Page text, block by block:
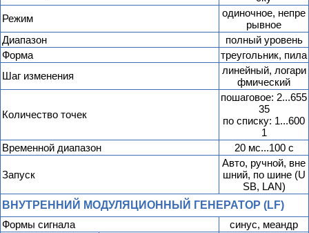
Режим
одиночное, непре
рывное
Диапазон
полный уровень
Форма
треугольник, пила
Шаг изменения
линейный, логари
фмический
Количество точек
пошаговое: 2...655
35
по списку: 1...600
1
Временной диапазон
20 мс...100 с
Запуск
Авто, ручной, вне
шний, по шине (U
SB, LAN)
ВНУТРЕННИЙ МОДУЛЯЦИОННЫЙ ГЕНЕРАТОР (LF)
Формы сигнала
синус, меандр